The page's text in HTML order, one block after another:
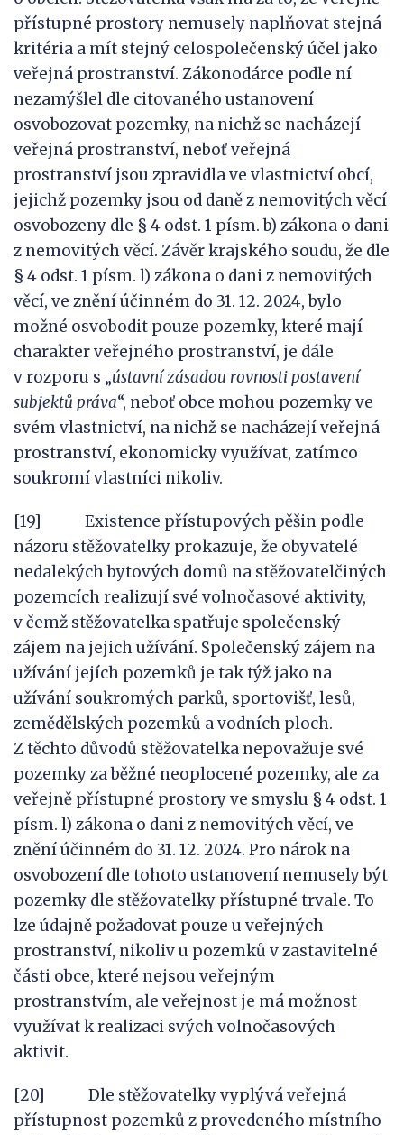
přístupné prostory nemusely naplňovat stejná
kritéria a mít stejný celospolečenský účel jako
veřejná prostranství. Zákonodárce podle ní
nezamýšlel dle citovaného ustanovení
osvobozovat pozemky, na nichž se nacházejí
veřejná prostranství, neboť veřejná
prostranství jsou zpravidla ve vlastnictví obcí,
jejichž pozemky jsou od daně z nemovitých věcí
osvobozeny dle § 4 odst. 1 písm. b) zákona o dani
z nemovitých věcí. Závěr krajského soudu, že dle
§ 4 odst. 1 písm. l) zákona o dani z nemovitých
věcí, ve znění účinném do 31. 12. 2024, bylo
možné osvobodit pouze pozemky, které mají
charakter veřejného prostranství, je dále
v rozporu s „ústavní zásadou rovnosti postavení
subjektů práva“, neboť obce mohou pozemky ve
svém vlastnictví, na nichž se nacházejí veřejná
prostranství, ekonomicky využívat, zatímco
soukromí vlastníci nikoliv.
[19] Existence přístupových pěšin podle
názoru stěžovatelky prokazuje, že obyvatelé
nedalekých bytových domů na stěžovatelčiných
pozemcích realizují své volnočasové aktivity,
v čemž stěžovatelka spatřuje společenský
zájem na jejich užívání. Společenský zájem na
užívání jejích pozemků je tak týž jako na
užívání soukromých parků, sportovišť, lesů,
zemědělských pozemků a vodních ploch.
Z těchto důvodů stěžovatelka nepovažuje své
pozemky za běžné neoplocené pozemky, ale za
veřejně přístupné prostory ve smyslu § 4 odst. 1
písm. l) zákona o dani z nemovitých věcí, ve
znění účinném do 31. 12. 2024. Pro nárok na
osvobození dle tohoto ustanovení nemusely být
pozemky dle stěžovatelky přístupné trvale. To
lze údajně požadovat pouze u veřejných
prostranství, nikoliv u pozemků v zastavitelné
části obce, které nejsou veřejným
prostranstvím, ale veřejnost je má možnost
využívat k realizaci svých volnočasových
aktivit.
[20] Dle stěžovatelky vyplývá veřejná
přístupnost pozemků z provedeného místního